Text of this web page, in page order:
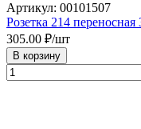
Артикул: 00101507
Розетка 214
305.00 ₽/шт
В корзину